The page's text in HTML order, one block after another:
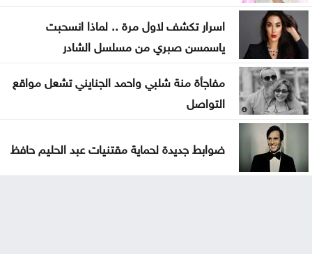
اسرار تكشف لاول مرة .. لماذا انسحبت
ياسمسن صبري من مسلسل الشادر
مفاجأة منة شلبي واحمد الجنايني تشعل مواقع
التواصل
ضوابط جديدة لحماية مقتنيات عبد الحليم حافظ